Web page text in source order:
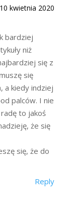
kwietnia 2020
bardziej
niż
się z
się
a kiedy indziej
palców. I nie
to jakoś
że się
się, że do
Reply